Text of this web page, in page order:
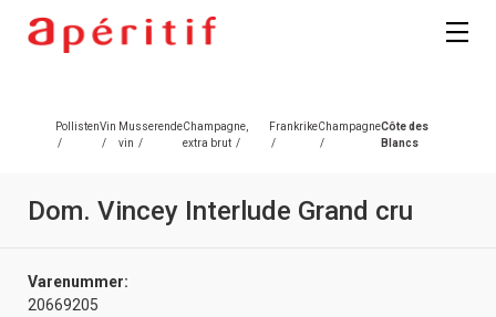
Pollisten
/
Vin
/
Musserende
vin /
Champagne,
extra brut /
Frankrike
/
Champagne
/
Côte des
Blancs
Dom. Vincey Interlude Grand cru
Varenummer:
20669205